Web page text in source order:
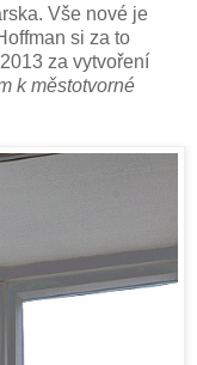
Vše nové je
si za to
za vytvoření
k městotvorné